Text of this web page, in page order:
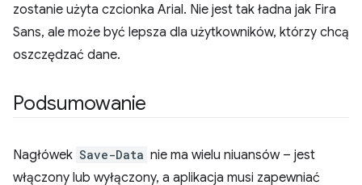
zostanie użyta czcionka Arial. Nie jest tak ładna jak Fira
Sans, ale może być lepsza dla użytkowników, którzy chcą
oszczędzać dane.
Podsumowanie
Nagłówek Save-Data nie ma wielu niuansów – jest
włączony lub wyłączony, a aplikacja musi zapewniać